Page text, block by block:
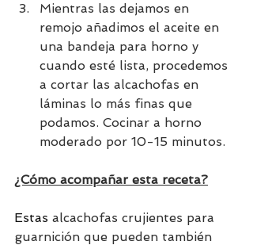
Mientras las dejamos en
remojo añadimos el aceite en
una bandeja para horno y
cuando esté lista, procedemos
a cortar las alcachofas en
láminas lo más finas que
podamos. Cocinar a horno
moderado por 10-15 minutos.
¿Cómo acompañar esta receta?
Estas alcachofas crujientes para
guarnición que pueden también